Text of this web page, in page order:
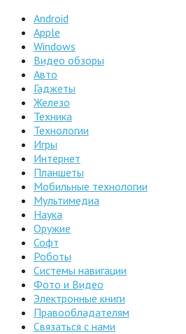
Android
Apple
Windows
Видео обзоры
Авто
Гаджеты
Железо
Техника
Технологии
Игры
Интернет
Планшеты
Мобильные технологии
Мультимедиа
Наука
Оружие
Софт
Роботы
Системы навигации
Фото и Видео
Электронные книги
Правообладателям
Связаться с нами